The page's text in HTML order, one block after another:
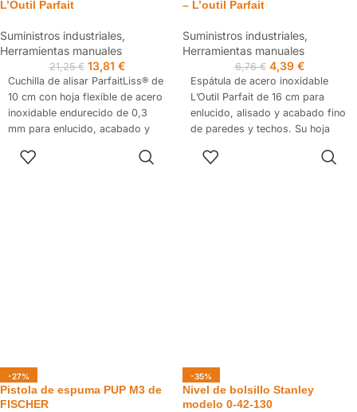
L’Outil Parfait
Suministros industriales,
Herramientas manuales
21,25€ 13,81 €
Cuchilla de alisar ParfaitLiss® de
10 cm con hoja flexible de acero
inoxidable endurecido de 0,3
mm para enlucido, acabado y
tecnología Bi-Flex ofrece un
– L’outil Parfait
Suministros industriales,
Herramientas manuales
6,76€ 4,39 €
Espátula de acero inoxidable
L’Outil Parfait de 16 cm para
enlucido, alisado y acabado fino
de paredes y techos. Su hoja
húmedo sin dejar marcas,
-27%
Pistola de espuma PUP M3 de
FISCHER
-35%
Nivel de bolsillo Stanley
modelo 0-42-130